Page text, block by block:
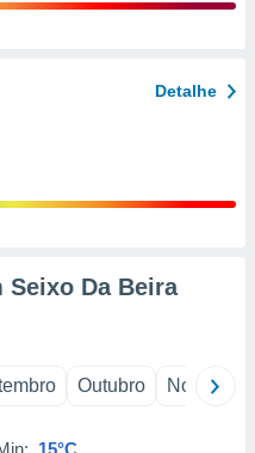
Detalhe
Seixo Da Beira
Outubro Novembro
15°C